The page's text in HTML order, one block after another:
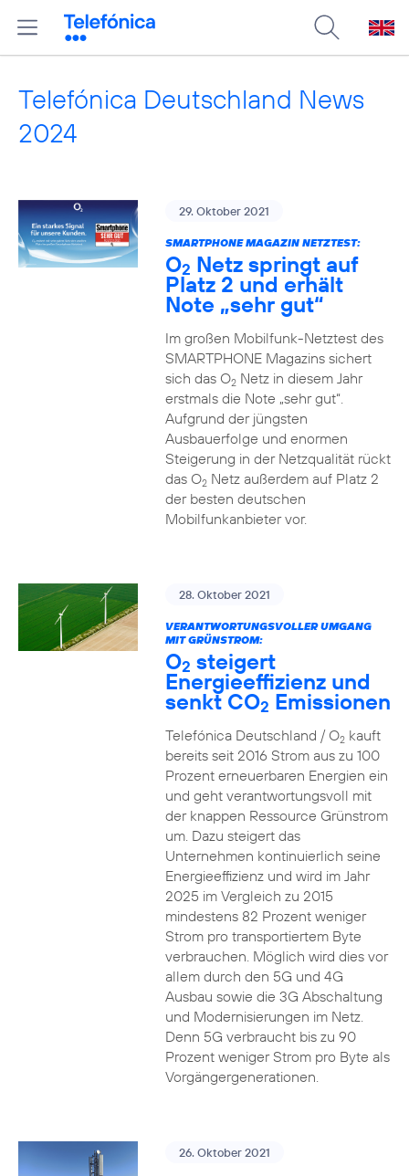
Telefónica Deutschland News
2024
29. Oktober 2021
SMARTPHONE MAGAZIN NETZTEST:
O2 Netz springt auf
Platz 2 und erhält
Note „sehr gut“
Im großen Mobilfunk-Netztest des
SMARTPHONE Magazins sichert
sich das O2Netz in diesem Jahr
erstmals die Note „sehr gut“.
Aufgrund der jüngsten
Ausbauerfolge und enormen
Steigerung in der Netzqualität rückt
das O2Netz außerdem auf Platz 2
der besten deutschen
Mobilfunkanbieter vor.
28. Oktober 2021
VERANTWORTUNGSVOLLER UMGANG
MIT GRÜNSTROM:
O2 steigert
Energieeffizienz und
senkt CO2 Emissionen
Telefónica Deutschland / O2kauft
bereits seit 2016 Strom aus zu 100
Prozent erneuerbaren Energien ein
und geht verantwortungsvoll mit
der knappen Ressource Grünstrom
um. Dazu steigert das
Unternehmen kontinuierlich seine
Energieeffizienz und wird im Jahr
2025 im Vergleich zu 2015
mindestens 82 Prozent weniger
Strom pro transportiertem Byte
verbrauchen. Möglich wird dies vor
allem durch den 5G und 4G
Ausbau sowie die 3G Abschaltung
und Modernisierungen im Netz.
Denn 5G verbraucht bis zu 90
Prozent weniger Strom pro Byte als
Vorgängergenerationen.
26. Oktober 2021